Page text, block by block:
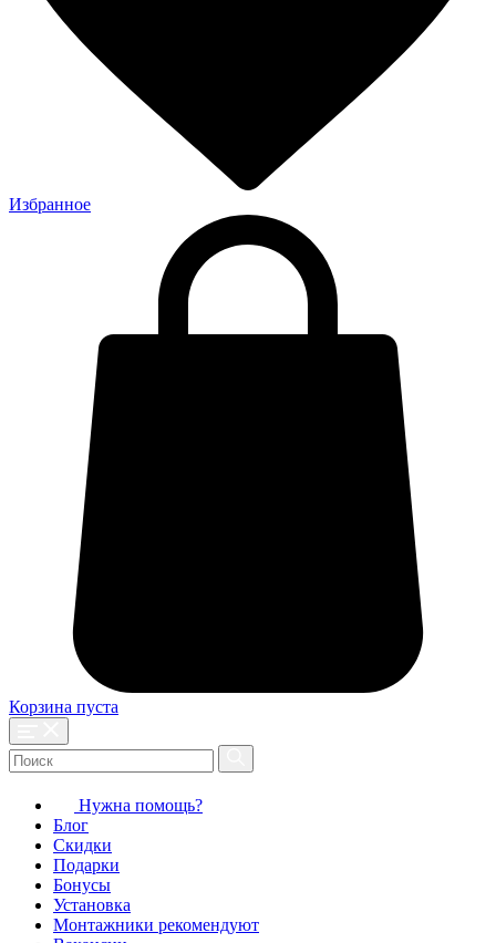
Избранное
Корзина пуста
Нужна помощь?
Блог
Скидки
Подарки
Бонусы
Установка
Монтажники рекомендуют